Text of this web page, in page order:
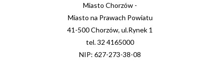
Miasto Chorzów -
Miasto na Prawach Powiatu
41-500 Chorzów, ul.Rynek 1
tel. 32 4165000
NIP: 627-273-38-08